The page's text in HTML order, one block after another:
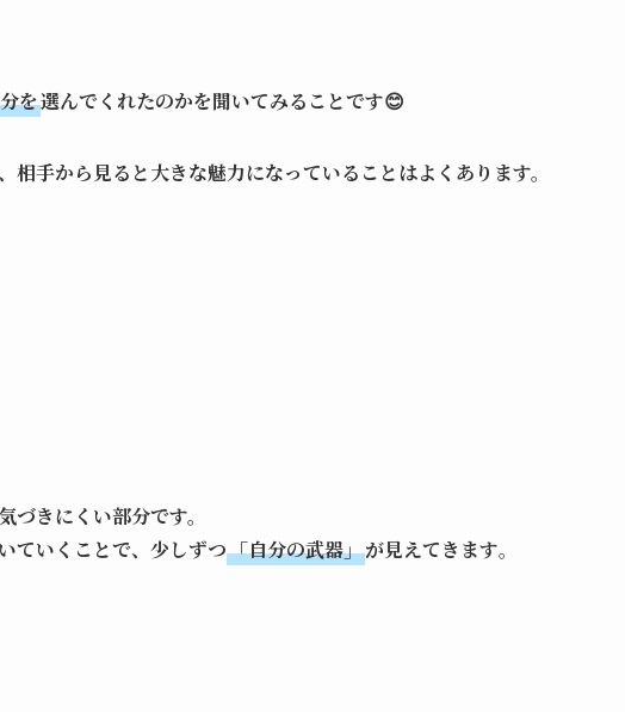
を選んでくれたのかを聞いてみることです😊
相手から見ると大きな魅力になっていることはよくあります。
きにくい部分です。
ていくことで、少しずつ「自分の武器」が見えてきます。